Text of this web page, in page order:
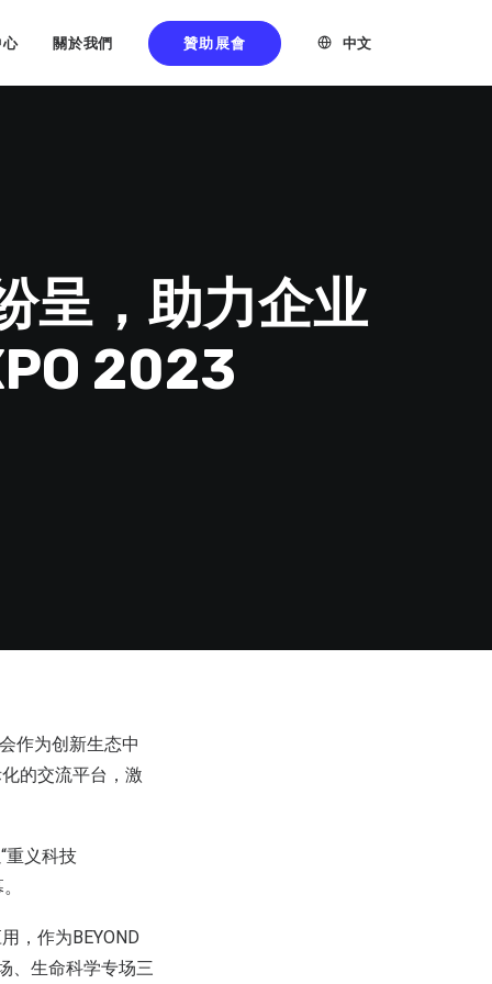
心 關於我們 贊助展會 中文
呈，助力企业
2023
作为创新生态中
的交流平台，激
重义科技
，作为BEYOND
、生命科学专场三